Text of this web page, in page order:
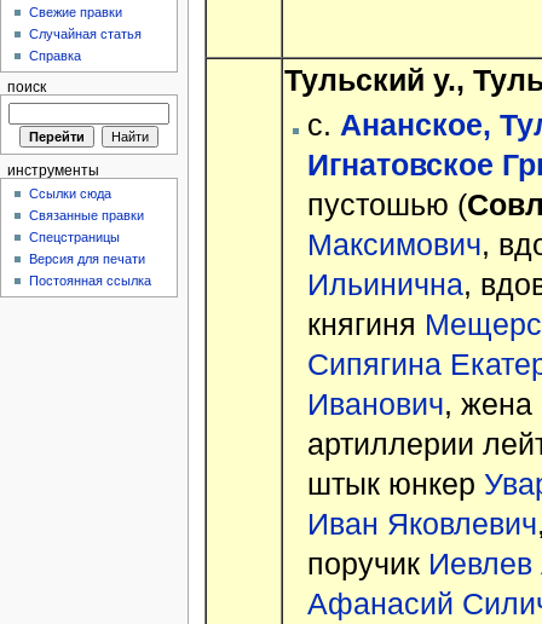
Тульский у.,
с. Ананское,
Игнатовское
пустошью (
Максимович,
Ильинична,
княгиня
Сипягина
Иванович, жена
артиллерии
штык юнкер
Иван Яковлевич
поручик Иевлев
Афанасий
Свежие правки
Случайная статья
Справка
поиск
инструменты
Ссылки сюда
Связанные правки
Спецстраницы
Версия для печати
Постоянная ссылка